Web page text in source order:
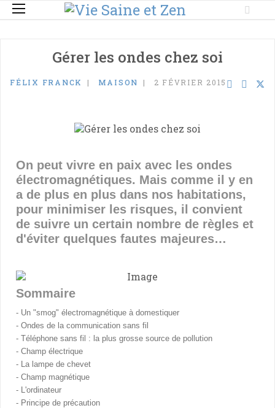
Gérer les ondes chez soi
FÉLIX FRANCK MAISON 2 FÉVRIER 2015
On peut vivre en paix avec les ondes
électromagnétiques. Mais comme il y en
a de plus en plus dans nos habitations,
pour minimiser les risques, il convient
de suivre un certain nombre de règles et
d'éviter quelques fautes majeures…
Sommaire
- Un "smog" électromagnétique à domestiquer
- Ondes de la communication sans fil
- Téléphone sans fil : la plus grosse source de pollution
- Champ électrique
- La lampe de chevet
- Champ magnétique
- L'ordinateur
- Principe de précaution